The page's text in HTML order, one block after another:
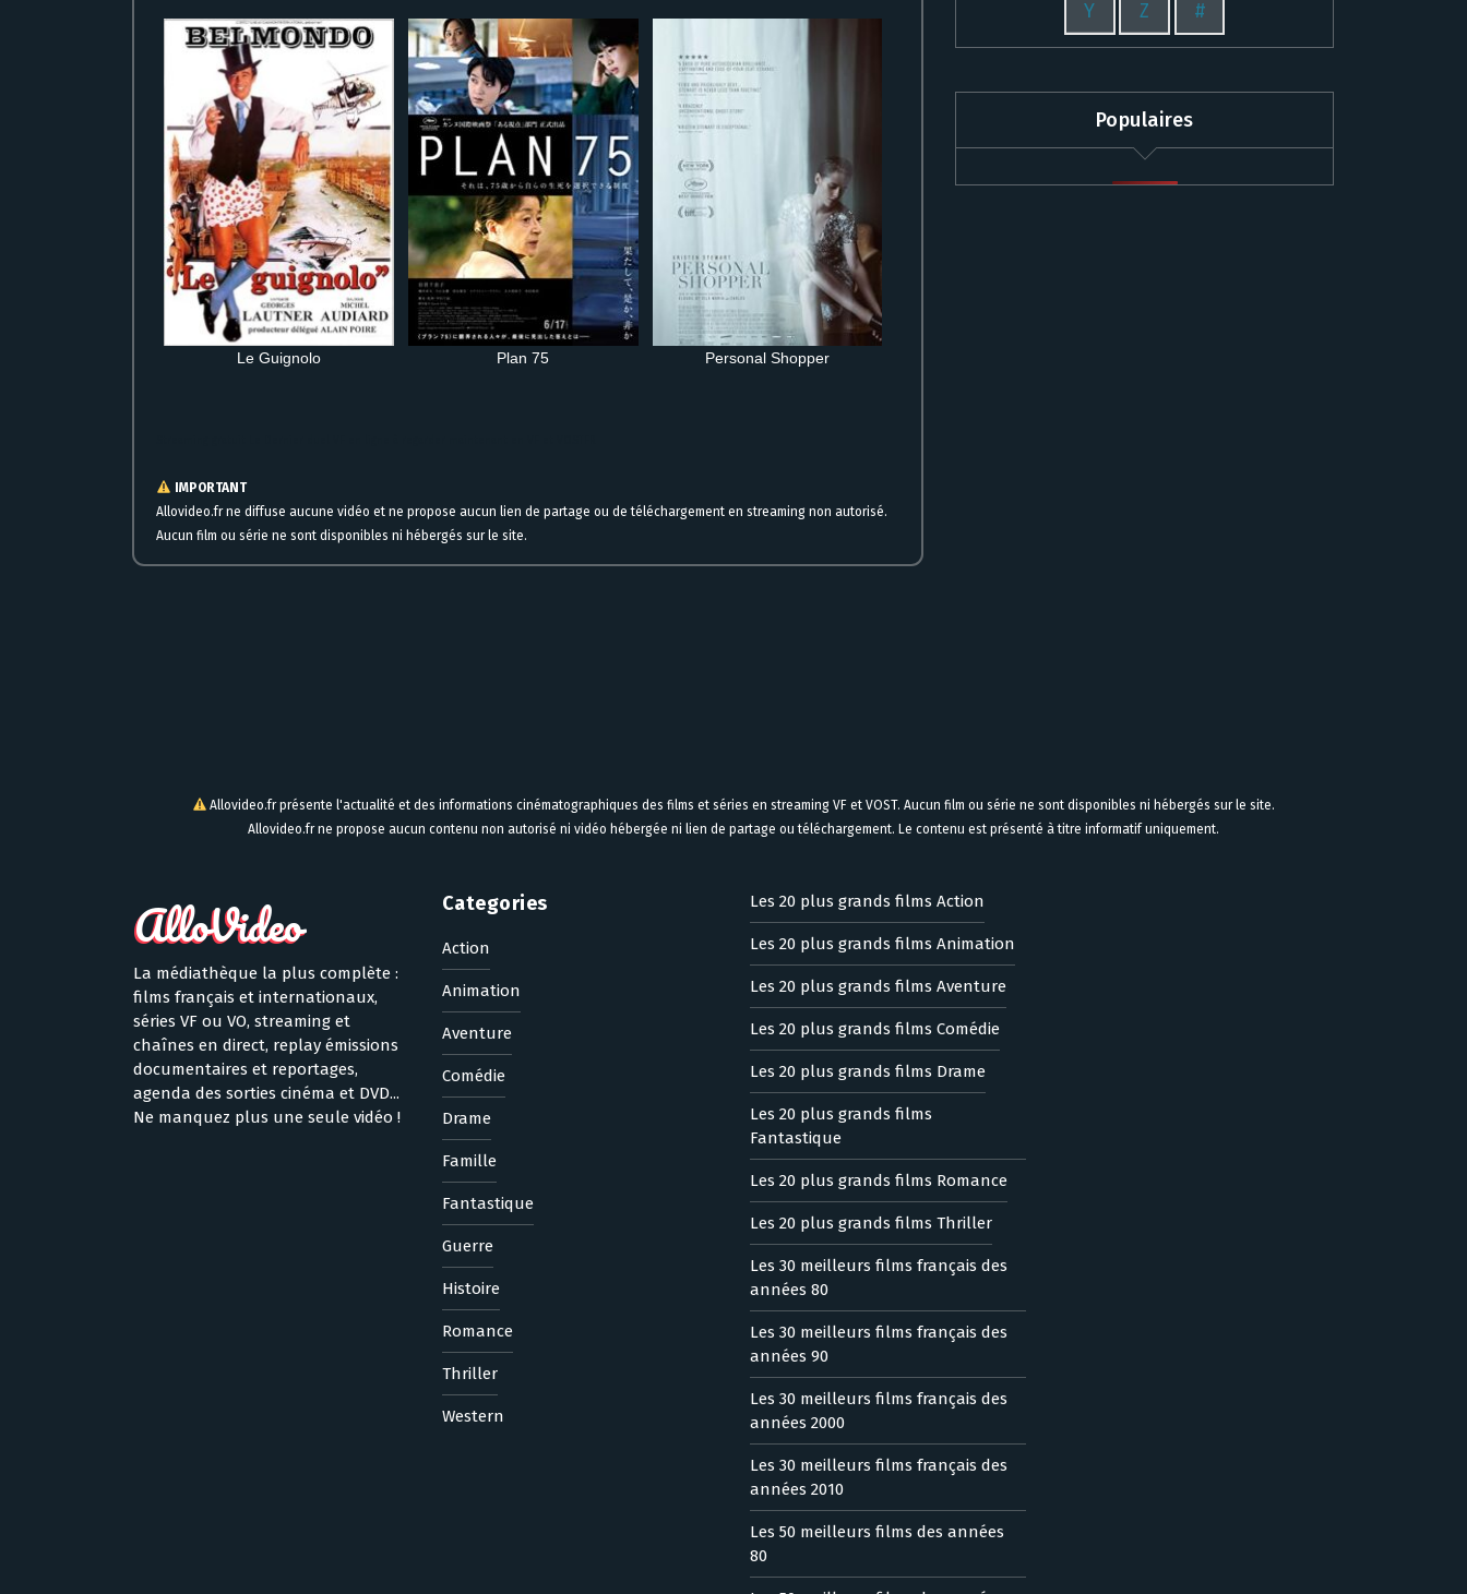
Le Guignolo Plan 75 Personal Shopper
IMPORTANT
Allovideo.fr ne diffuse aucune vidéo et ne propose aucun lien de partage ou de téléchargement en streaming non autorisé.
Aucun film ou série ne sont disponibles ni hébergés sur le site.
Y Z #
Populaires
Allovideo.fr présente l'actualité et des informations cinématographiques des films et séries en streaming VF et VOST. Aucun film ou série ne sont disponibles ni hébergés sur le site.
Allovideo.fr ne propose aucun contenu non autorisé ni vidéo hébergée ni lien de partage ou téléchargement. Le contenu est présenté à titre informatif uniquement.
La médiathèque la plus complète :
films français et internationaux,
séries VF ou VO, streaming et
chaînes en direct, replay émissions
documentaires et reportages,
agenda des sorties cinéma et DVD...
Ne manquez plus une seule vidéo !
Categories
Action
Animation
Aventure
Comédie
Drame
Famille
Fantastique
Guerre
Histoire
Romance
Thriller
Western
Les 20 plus grands films Action
Les 20 plus grands films Animation
Les 20 plus grands films Aventure
Les 20 plus grands films Comédie
Les 20 plus grands films Drame
Les 20 plus grands films
Fantastique
Les 20 plus grands films Romance
Les 20 plus grands films Thriller
Les 30 meilleurs films français des
années 80
Les 30 meilleurs films français des
années 90
Les 30 meilleurs films français des
années 2000
Les 30 meilleurs films français des
années 2010
Les 50 meilleurs films des années
80